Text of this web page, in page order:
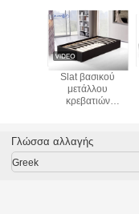
Slat βασικού
μετάλλου
κρεβατιών
υλικό υφάσματος
Γλώσσα αλλαγής
Greek